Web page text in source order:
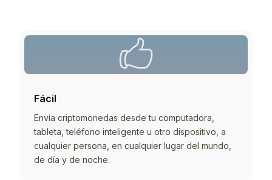
Fácil
Envía criptomonedas desde tu computadora,
tableta, teléfono inteligente u otro dispositivo, a
cualquier persona, en cualquier lugar del mundo,
de día y de noche.